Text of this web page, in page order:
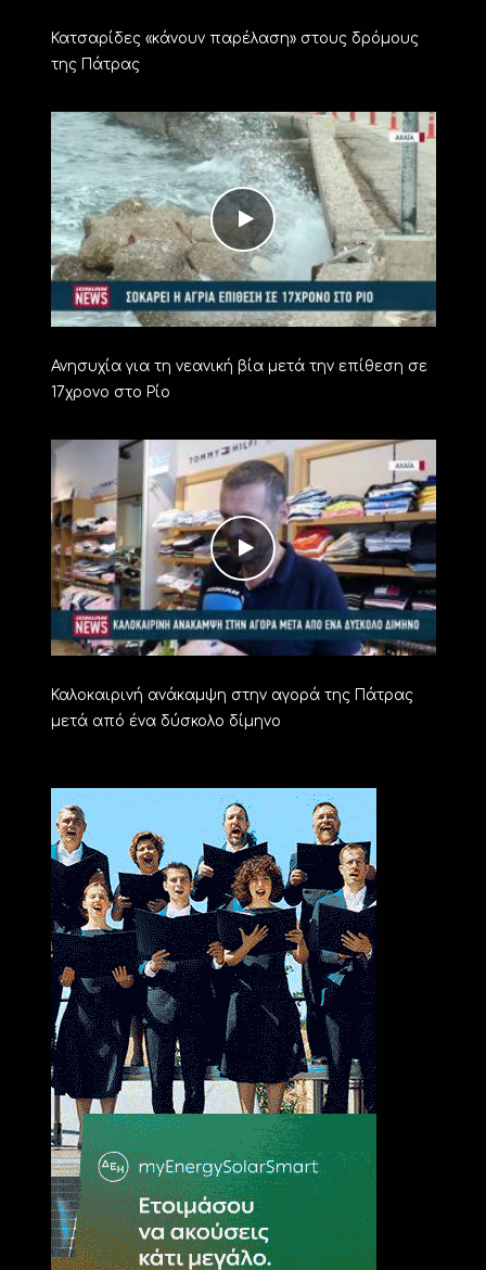
Κατσαρίδες «κάνουν παρέλαση» στους δρόμους
της Πάτρας
Ανησυχία για τη νεανική βία μετά την επίθεση σε
17χρονο στο Ρίο
Καλοκαιρινή ανάκαμψη στην αγορά της Πάτρας
μετά από ένα δύσκολο δίμηνο